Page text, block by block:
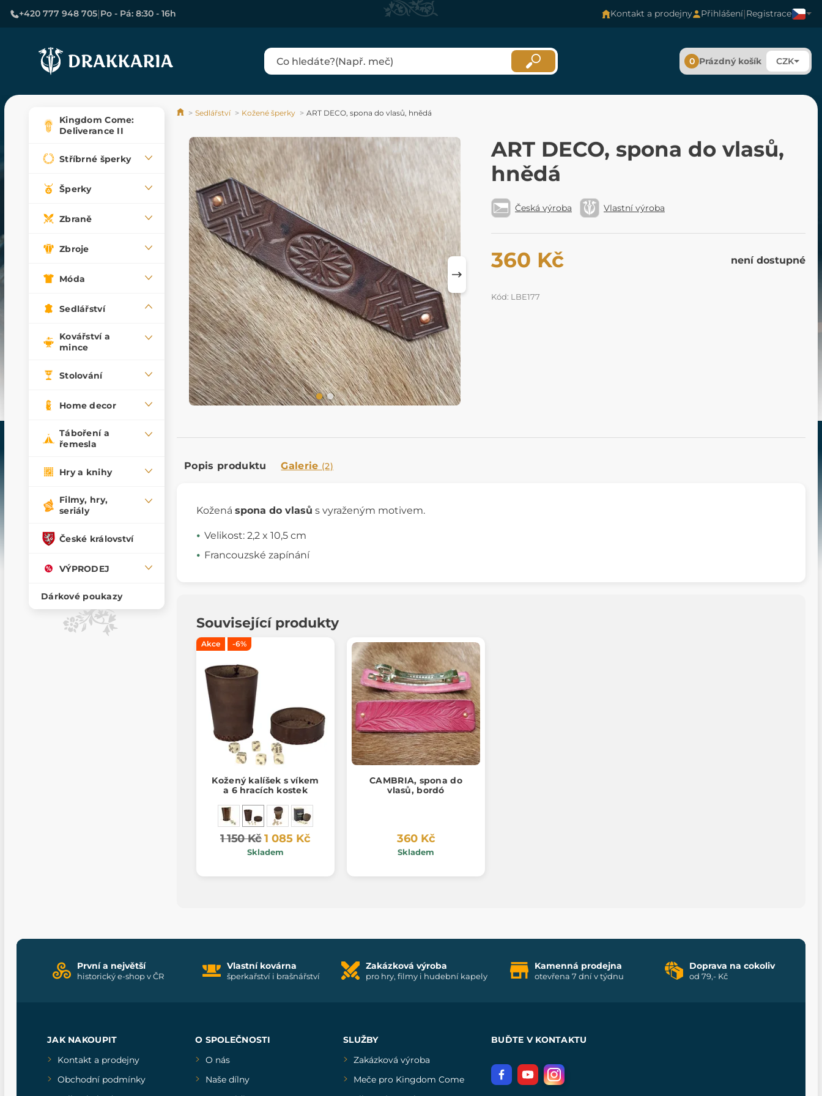
+420 777 948 705|Po - Pá: 8:30 - 16h Kontakt a prodejny Přihlášení|Registrace
0 Prázdný košík CZK
Kingdom Come:
Deliverance II
Stříbrné šperky
Šperky
Zbraně
Zbroje
Móda
Sedlářství
Kovářství a
mince
Stolování
Home decor
Táboření a
řemesla
Hry a knihy
Filmy, hry,
seriály
České království
VÝPRODEJ
Dárkové poukazy
Sedlářství Kožené šperky ART DECO, spona do vlasů, hnědá
ART DECO, spona do vlasů,
hnědá
Česká výroba Vlastní výroba
360 Kč není dostupné
Kód: LBE177
Popis produktu Galerie (2)
Kožená spona do vlasů s vyraženým motivem.
Velikost: 2,2 x 10,5 cm
Francouzské zapínání
Související produkty
Akce -6%
Kožený kalíšek s víkem
a 6 hracích kostek
1 150 Kč1 085 Kč
Skladem
CAMBRIA, spona do
vlasů, bordó
360 Kč
Skladem
První a největší
historický e-shop v ČR
Vlastní kovárna
šperkařství i brašnářství
Zakázková výroba
pro hry, filmy i hudební kapely
Kamenná prodejna
otevřena 7 dní v týdnu
Doprava na cokoliv
od 79,- Kč
JAK NAKOUPIT
Kontakt a prodejny
Obchodní podmínky
O SPOLEČNOSTI
O nás
Naše dílny
SLUŽBY
Zakázková výroba
Meče pro Kingdom Come
BUĎTE V KONTAKTU